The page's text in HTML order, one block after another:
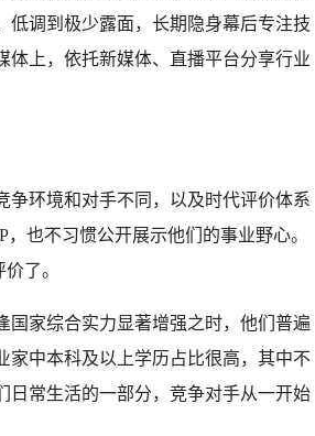
低调到极少露面，长期隐身幕后专注技
体上，依托新媒体、直播平台分享行业
争环境和对手不同，以及时代评价体系
也不习惯公开展示他们的事业野心。
了。
国家综合实力显著增强之时，他们普遍
家中本科及以上学历占比很高，其中不
日常生活的一部分，竞争对手从一开始